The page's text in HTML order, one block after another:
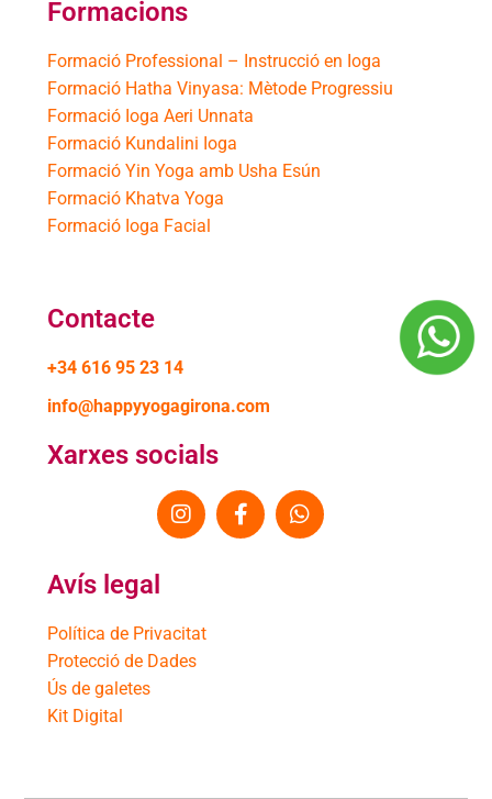
Formacions
Formació Professional – Instrucció en Ioga
Formació Hatha Vinyasa: Mètode Progressiu
Formació Ioga Aeri Unnata
Formació Kundalini Ioga
Formació Yin Yoga amb Usha Esún
Formació Khatva Yoga
Formació Ioga Facial
Contacte
+34 616 95 23 14
info@happyyogagirona.com
Xarxes socials
Avís legal
Política de Privacitat
Protecció de Dades
Ús de galetes
Kit Digital